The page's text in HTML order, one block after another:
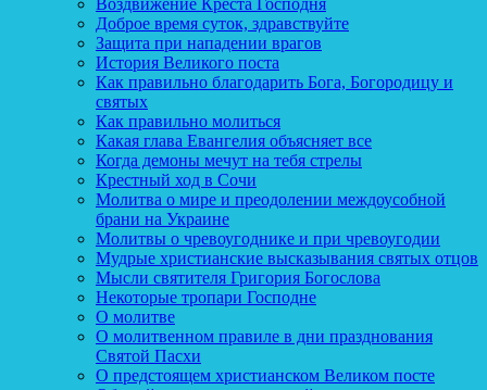
Воздвижение Креста Господня
Доброе время суток, здравствуйте
Защита при нападении врагов
История Великого поста
Как правильно благодарить Бога, Богородицу и
святых
Как правильно молиться
Какая глава Евангелия объясняет все
Когда демоны мечут на тебя стрелы
Крестный ход в Сочи
Молитва о мире и преодолении междоусобной
брани на Украине
Молитвы о чревоугоднике и при чревоугодии
Мудрые христианские высказывания святых отцов
Мысли святителя Григория Богослова
Некоторые тропари Господне
О молитве
О молитвенном правиле в дни празднования
Святой Пасхи
О предстоящем христианском Великом посте